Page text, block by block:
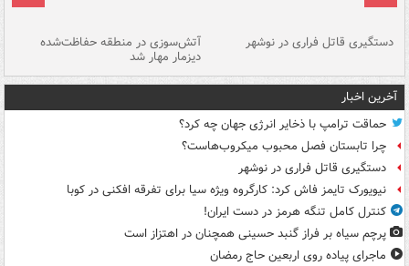
دستگیری قاتل فراری در نوشهر آتش‌سوزی در منطقه حفاظت‌شده
دیزمار مهار شد
آخرین اخبار
حماقت ترامپ با ذخایر انرژی جهان چه کرد؟
چرا تابستان فصل محبوب میکروب‌هاست؟
دستگیری قاتل فراری در نوشهر
نیویورک تایمز فاش کرد: کارگروه ویژه سیا برای تفرقه افکنی در کوبا
کنترل کامل تنگه هرمز در دست ایران!
پرچم سیاه بر فراز گنبد حسینی همچنان در اهتزاز است
ماجرای پیاده روی اربعین حاج رمضان